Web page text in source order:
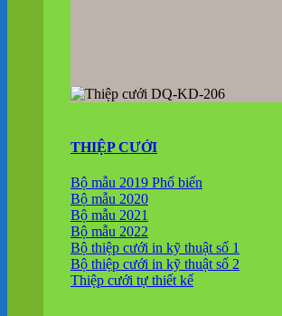
THIỆP CƯỚI
Bộ mẫu 2019
Bộ mẫu 2020
Bộ mẫu 2021
Bộ mẫu 2022
Bộ thiệp cưới in kỹ thuật số 1
Bộ thiệp cưới in kỹ thuật số 2
Thiệp cưới tự thiết kế